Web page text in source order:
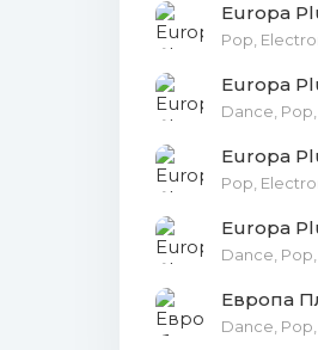
29. Sam
31. BTS -
32. Surf
33. DJ
35. Ava
Europa
Pop,
Europa
Dance, Pop,
Europa
Pop,
Europa
Dance, Pop,
Европа
Dance, Pop,